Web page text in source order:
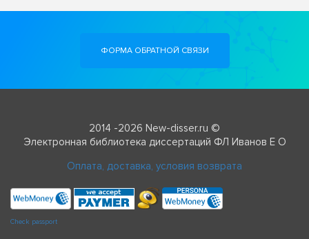
ФОРМА ОБРАТНОЙ СВЯЗИ
2014 -2026 New-disser.ru ©
Электронная библиотека диссертаций ФЛ Иванов Е О
Оплата, доставка, условия возврата
Check passport